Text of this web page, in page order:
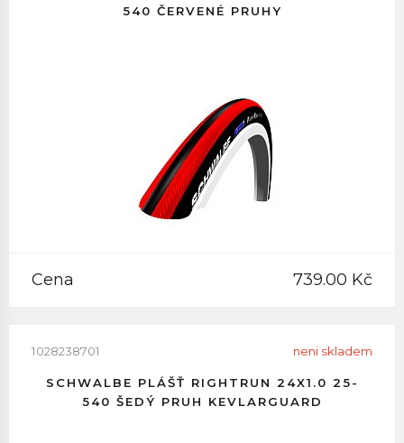
540 ČERVENÉ PRUHY
Cena 739.00 Kč
1028238701 neni skladem
SCHWALBE PLÁŠŤ RIGHTRUN 24X1.0 25-
540 ŠEDÝ PRUH KEVLARGUARD